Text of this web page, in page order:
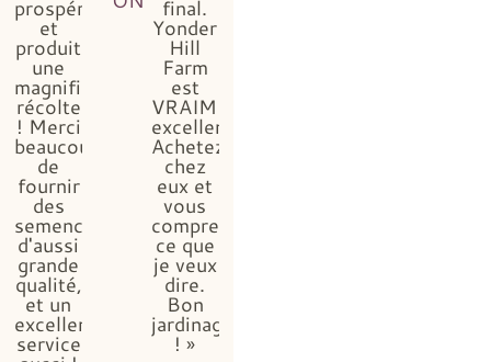
prospéré
et
produit
une
magnifique
récolte
! Merci
beaucoup
de
fournir
des
semences
d'aussi
grande
qualité,
et un
excellent
service
final.
Yonder
Hill
Farm
est
VRAIMENT
excellent.
Achetez
chez
eux et
vous
comprendrez
ce que
je veux
dire.
Bon
jardinage
! »